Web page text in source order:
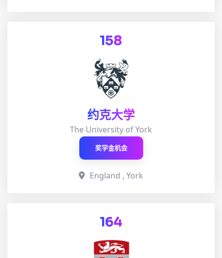
158
约克大学
The University of York
奖学金机会
England , York
164